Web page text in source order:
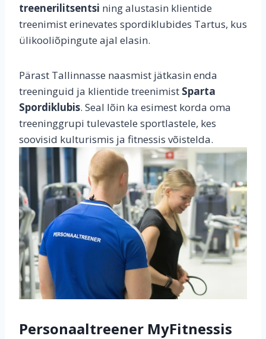
treenerilitsentsi ning alustasin klientide
treenimist erinevates spordiklubides Tartus, kus
ülikooliõpingute ajal elasin.
Pärast Tallinnasse naasmist jätkasin enda
treeninguid ja klientide treenimist Sparta
Spordiklubis. Seal lõin ka esimest korda oma
treeninggrupi tulevastele sportlastele, kes
soovisid kulturismis ja fitnessis võistelda.
Personaaltreener MyFitnessis